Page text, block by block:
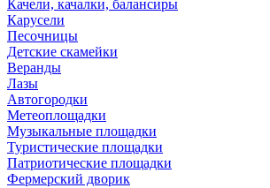
Качели, качалки, балансиры
Карусели
Песочницы
Детские скамейки
Веранды
Лазы
Автогородки
Метеоплощадки
Музыкальные площадки
Туристические площадки
Патриотические площадки
Фермерский дворик